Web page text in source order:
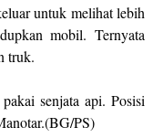
untuk melihat lebih
mobil. Ternyata
truk.
senjata api. Posisi
PS)